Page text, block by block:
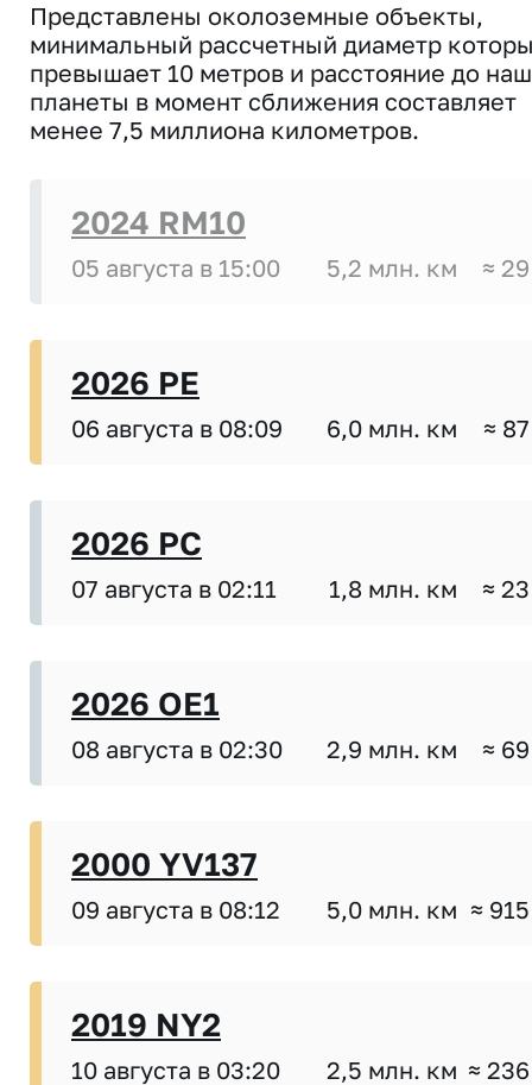
Представлены околоземные объекты,
минимальный рассчетный диаметр
превышает 10 метров и расстояние до
планеты в момент сближения составляет
менее 7,5 миллиона километров.
2024 RM10
05 августа в 15:00 5,2 млн. км ≈
2026 PE
06 августа в 08:09 6,0 млн. км ≈
2026 PC
07 августа в 02:11 1,8 млн. км ≈
2026 OE1
08 августа в 02:30 2,9 млн. км ≈
2000 YV137
09 августа в 08:12 5,0 млн. км ≈
2019 NY2
10 августа в 03:20 2,5 млн. км ≈